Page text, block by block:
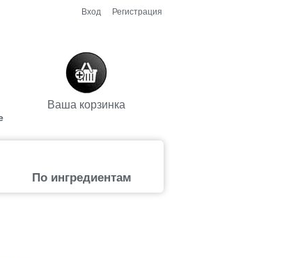
Вход Регистрация
Ваша корзинка
По ингредиентам